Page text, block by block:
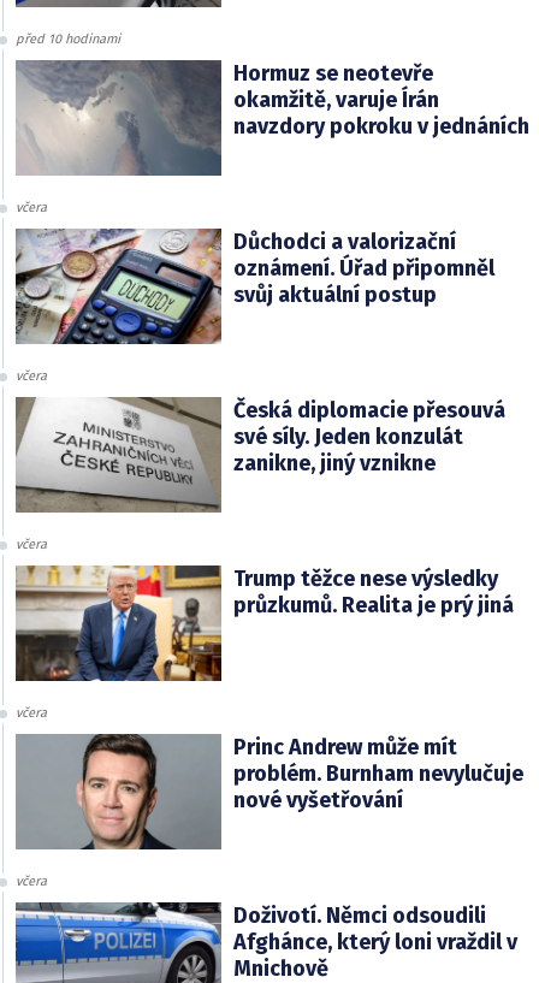
před 10 hodinami
Hormuz se neotevře
okamžitě, varuje Írán
navzdory pokroku v jednáních
včera
Důchodci a valorizační
oznámení. Úřad připomněl
svůj aktuální postup
včera
Česká diplomacie přesouvá
své síly. Jeden konzulát
zanikne, jiný vznikne
včera
Trump těžce nese výsledky
průzkumů. Realita je prý jiná
včera
Princ Andrew může mít
problém. Burnham nevylučuje
nové vyšetřování
včera
Doživotí. Němci odsoudili
Afghánce, který loni vraždil v
Mnichově